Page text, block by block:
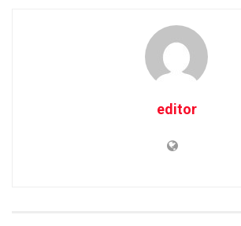
editor